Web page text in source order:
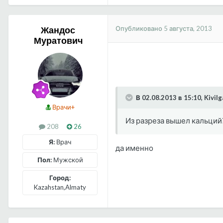
Жандос
Муратович
Врачи+
208
26
Я: Врач
Пол:Мужской
Город:
Kazahstan,Almaty
Опубликовано 5 августа, 2013
В 02.08.2013 в 15:10,
Из разреза вышел
да именно